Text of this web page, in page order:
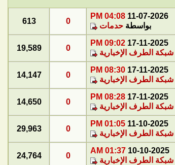
11-07-2026
04:08 PM
بواسطة حدمات
0
613
17-11-2025
09:02 PM
شبكة الطرف الإخبارية
0
19,589
17-11-2025
08:30 PM
شبكة الطرف الإخبارية
0
14,147
17-11-2025
08:28 PM
شبكة الطرف الإخبارية
0
14,650
11-10-2025
01:05 PM
شبكة الطرف الإخبارية
0
29,963
10-10-2025
01:37 AM
شبكة الطرف الإخبارية
0
24,764